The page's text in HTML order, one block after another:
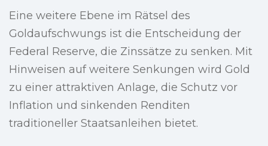
Eine weitere Ebene im Rätsel des
Goldaufschwungs ist die Entscheidung der
Federal Reserve, die Zinssätze zu senken. Mit
Hinweisen auf weitere Senkungen wird Gold
zu einer attraktiven Anlage, die Schutz vor
Inflation und sinkenden Renditen
traditioneller Staatsanleihen bietet.